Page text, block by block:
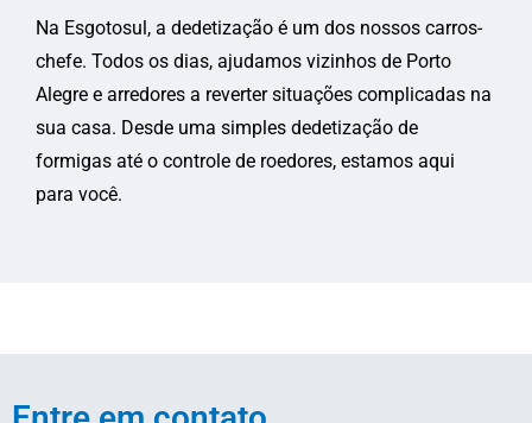
Na Esgotosul, a dedetização é um dos nossos carros-
chefe. Todos os dias, ajudamos vizinhos de Porto
Alegre e arredores a reverter situações complicadas na
sua casa. Desde uma simples dedetização de
formigas até o controle de roedores, estamos aqui
para você.